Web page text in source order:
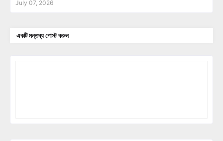
July 07, 2026
একটি মন্তব্য পোস্ট করুন